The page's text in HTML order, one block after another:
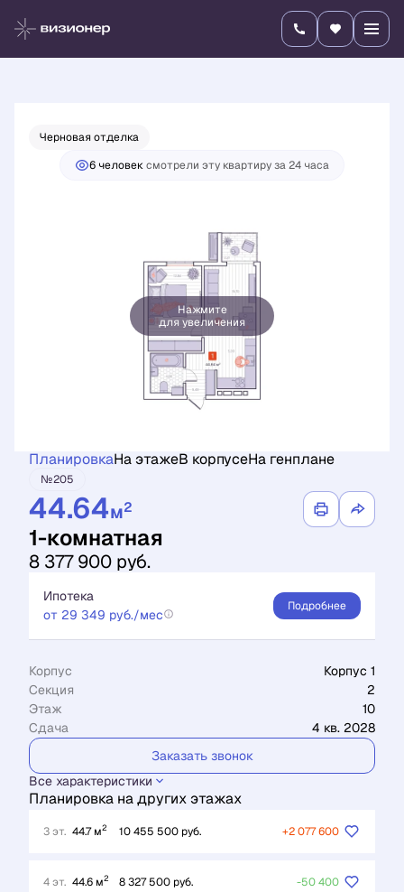
1-комнатная 8 377 900 руб.
Ипотека от 29 349 руб./мес.
Черновая отделка
6 человексмотрели эту квартиру за 24 часа
Нажмите
для увеличения
ПланировкаНа этажеВ корпусеНа генплане
№205
44.64м2
1-комнатная
8 377 900 руб.
Ипотека
от 29 349 руб./мес
Подробнее
Корпус
Корпус 1
Секция
2
Этаж
10
Сдача
4 кв. 2028
Заказать звонок
Все характеристики
Планировка на других этажах
3 эт. 44.7 м2 10 455 500 руб. +2 077 600
4 эт. 44.6 м2 8 327 500 руб. -50 400